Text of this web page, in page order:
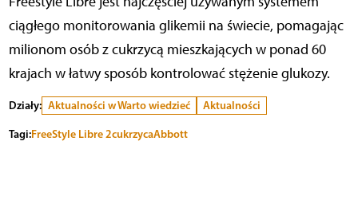
ciągłego monitorowania glikemii na świecie, pomagając
milionom osób z cukrzycą mieszkających w ponad 60
krajach w łatwy sposób kontrolować stężenie glukozy.
Działy: Aktualności w Warto wiedzieć
Aktualności
Tagi:FreeStyle Libre 2cukrzycaAbbott